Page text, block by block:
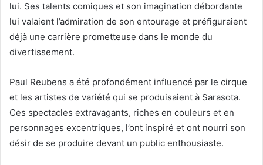
lui. Ses talents comiques et son imagination débordante
lui valaient l’admiration de son entourage et préfiguraient
déjà une carrière prometteuse dans le monde du
divertissement.
Paul Reubens a été profondément influencé par le cirque
et les artistes de variété qui se produisaient à Sarasota.
Ces spectacles extravagants, riches en couleurs et en
personnages excentriques, l’ont inspiré et ont nourri son
désir de se produire devant un public enthousiaste.